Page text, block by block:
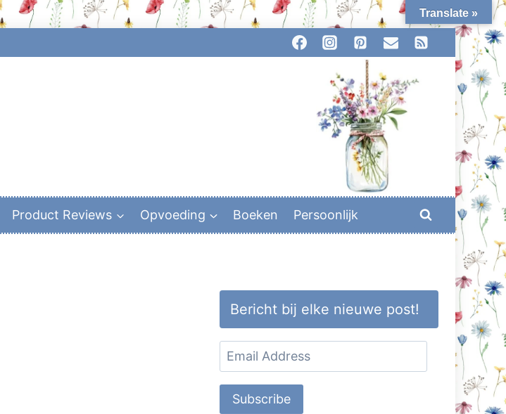
Product Reviews Opvoeding Boeken Persoonlijk
Bericht bij elke nieuwe post!
Email
Address
Subscribe
Translate »